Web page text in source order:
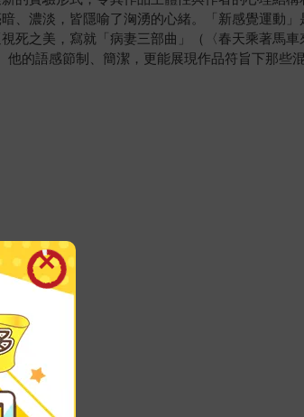
、濃淡，皆隱喻了洶湧的心緒。「新感覺運動」
死之美，寫就「病妻三部曲」（〈春天乘著馬車
的語感節制、簡潔，更能展現作品符旨下那些